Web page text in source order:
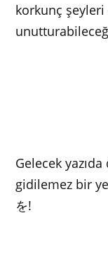
korkunç şeyleri
Gelecek
gidilemez bir
を!